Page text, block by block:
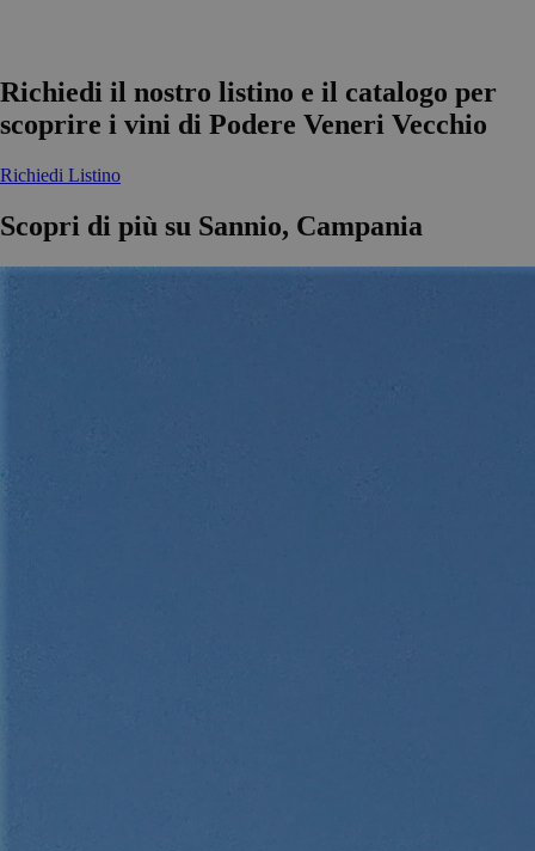
Richiedi il nostro listino e il catalogo per
scoprire i vini di Podere Veneri Vecchio
Richiedi Listino
Scopri di più su Sannio, Campania